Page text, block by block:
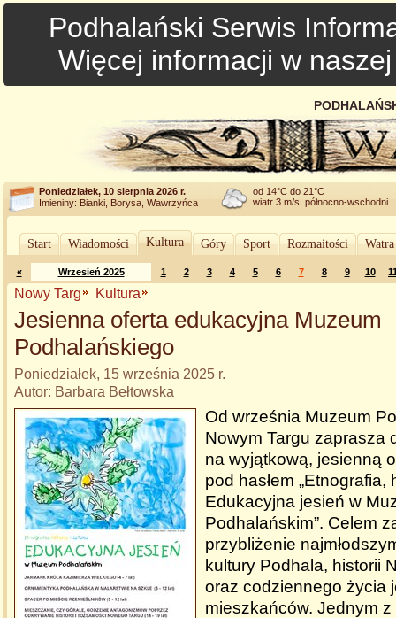
Podhalański Serwis
Więcej informacji w
Poniedziałek, 10 sierpnia 2026 r.
Imieniny: Bianki, Borysa, Wawrzyńca
od 14°C do 21°C
wiatr 3 m/s, północno-wschodni
Start Wiadomości Kultura Góry Sport Rozmaitości
« Wrzesień 2025 1 2 3 4 5 6 7 8 9 10
Nowy Targ Kultura
Jesienna oferta edukacyjna Muzeum
Podhalańskiego
Poniedziałek, 15 września 2025 r.
Autor: Barbara Bełtowska
Od września Muzeum
Nowym Targu zaprasza
na wyjątkową, jesienną
pod hasłem „Etnografia,
Edukacyjna jesień w
Podhalańskim”. Celem
przybliżenie
kultury Podhala, historii
oraz codziennego życia
mieszkańców. Jednym